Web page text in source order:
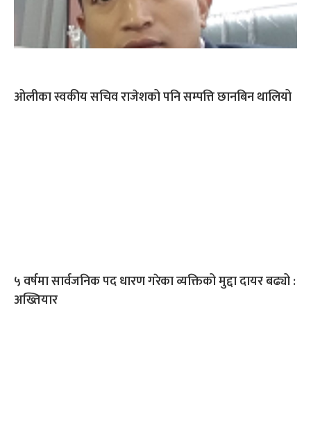
ओलीका स्वकीय सचिव राजेशको पनि सम्पत्ति छानबिन थालियो
५ वर्षमा सार्वजनिक पद धारण गरेका व्यक्तिको मुद्दा दायर बढ्यो :
अख्तियार